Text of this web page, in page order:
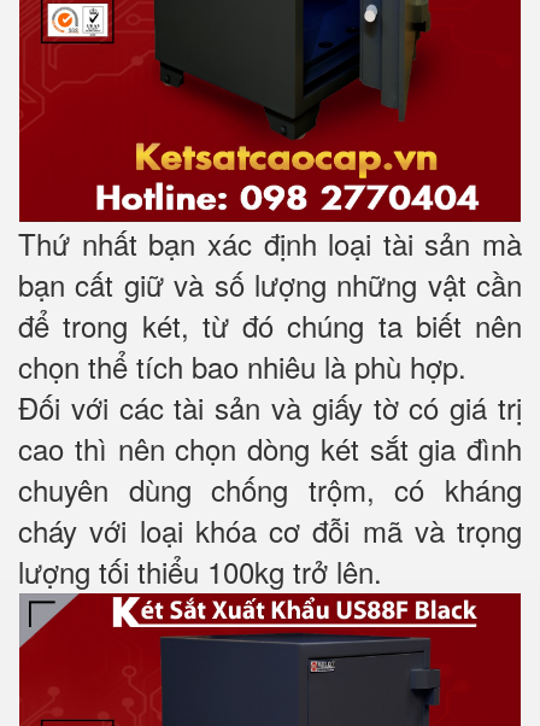
Thứ nhất bạn xác định loại tài sản mà
bạn cất giữ và số lượng những vật cần
để trong két, từ đó chúng ta biết nên
chọn thể tích bao nhiêu là phù hợp.
Đối với các tài sản và giấy tờ có giá trị
cao thì nên chọn dòng két sắt gia đình
chuyên dùng chống trộm, có kháng
cháy với loại khóa cơ đỗi mã và trọng
lượng tối thiểu 100kg trở lên.